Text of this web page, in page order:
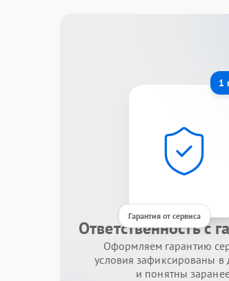
1
Гарантия от сервиса
Ответственность с
Оформляем гарантию
условия зафиксированы в
и понятны